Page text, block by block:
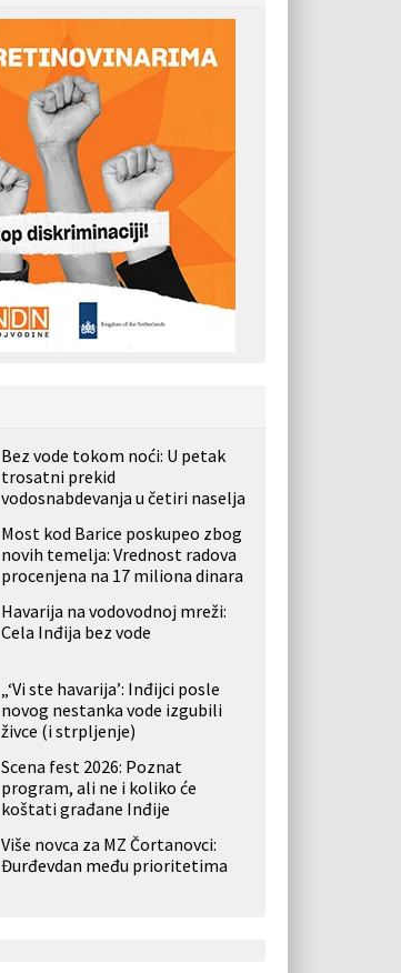
Bez vode tokom noći: U petak
trosatni prekid
vodosnabdevanja u četiri naselja
Most kod Barice poskupeo zbog
novih temelja: Vrednost radova
procenjena na 17 miliona dinara
Havarija na vodovodnoj mreži:
Cela Inđija bez vode
„‘Vi ste havarija’: Inđijci posle
novog nestanka vode izgubili
živce (i strpljenje)
Scena fest 2026: Poznat
program, ali ne i koliko će
koštati građane Inđije
Više novca za MZ Čortanovci:
Đurđevdan među prioritetima